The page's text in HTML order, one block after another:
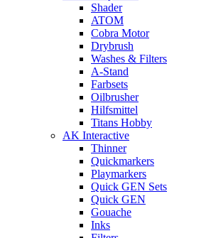
Shader
ATOM
Cobra Motor
Drybrush
Washes & Filters
A-Stand
Farbsets
Oilbrusher
Hilfsmittel
Titans Hobby
AK Interactive
Thinner
Quickmarkers
Playmarkers
Quick GEN Sets
Quick GEN
Gouache
Inks